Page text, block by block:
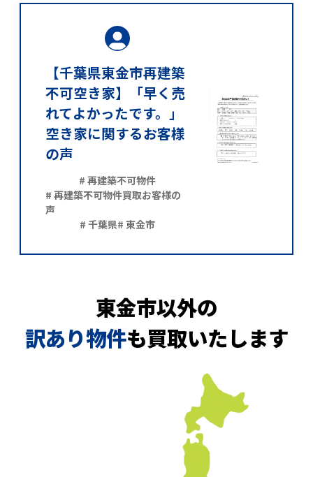
【千葉県東金市再建築
不可空き家】「早く売
れてよかったです。」
空き家に関するお客様
の声
# 再建築不可物件
# 再建築不可物件買取お客様の
声
# 千葉県# 東金市
東金市以外の
訳あり物件も買取いたします